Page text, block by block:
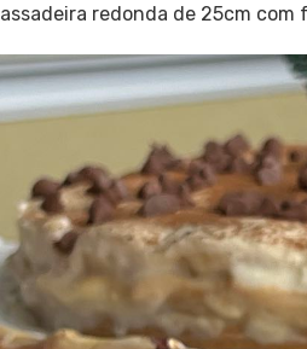
assadeira redonda de 25cm com